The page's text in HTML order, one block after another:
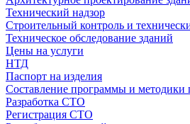
Технический надзор
Строительный контроль и
Техническое обследование зданий
Цены на услуги
НТД
Паспорт на изделия
Составление программы и
Разработка СТО
Регистрация СТО